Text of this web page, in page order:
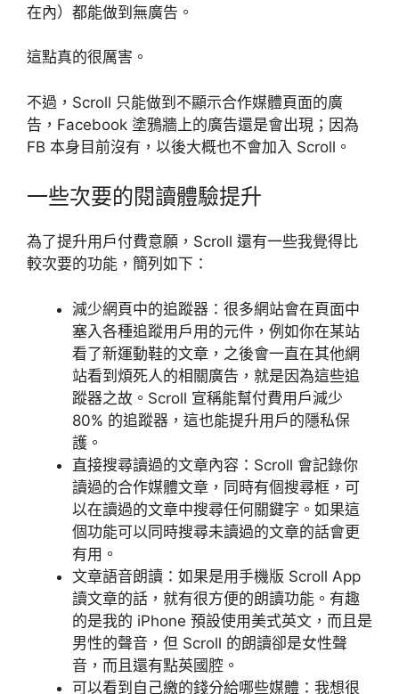
在內）都能做到無廣告。
這點真的很厲害。
不過，Scroll 只能做到不顯示合作媒體頁面的廣
告，Facebook 塗鴉牆上的廣告還是會出現；因為
FB 本身目前沒有，以後大概也不會加入 Scroll。
一些次要的閱讀體驗提升
為了提升用戶付費意願，Scroll 還有一些我覺得比
較次要的功能，簡列如下：
減少網頁中的追蹤器：很多網站會在頁面中
塞入各種追蹤用戶用的元件，例如你在某站
看了新運動鞋的文章，之後會一直在其他網
站看到煩死人的相關廣告，就是因為這些追
蹤器之故。Scroll 宣稱能幫付費用戶減少
80% 的追蹤器，這也能提升用戶的隱私保
護。
直接搜尋讀過的文章內容：Scroll 會記錄你
讀過的合作媒體文章，同時有個搜尋框，可
以在讀過的文章中搜尋任何關鍵字。如果這
個功能可以同時搜尋未讀過的文章的話會更
有用。
文章語音朗讀：如果是用手機版 Scroll App
讀文章的話，就有很方便的朗讀功能。有趣
的是我的 iPhone 預設使用美式英文，而且是
男性的聲音，但 Scroll 的朗讀卻是女性聲
音，而且還有點英國腔。
可以看到自己繳的錢分給哪些媒體：我想很